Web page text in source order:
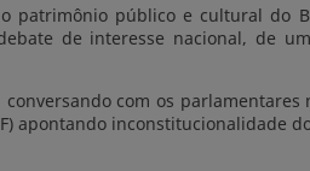
patrimônio público e cultural
de interesse nacional, de
com os
apontando